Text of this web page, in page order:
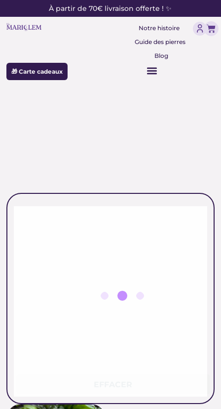
au
contenu
À partir de 70€ livraison offerte ! ✨
Notre histoire
Guide des pierres
Blog
🎁 Carte cadeaux